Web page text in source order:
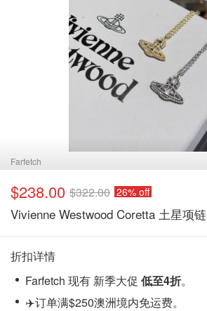
Farfetch
$238.00 $322.00 26% off
Vivienne Westwood Coretta 土星项链
折扣详情
Farfetch 现有 新季大促 低至4折。
✈️订单满$250澳洲境内免运费。